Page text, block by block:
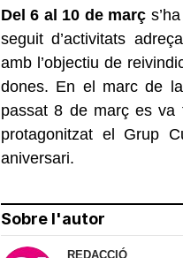
Del 6 al 10 de març
seguit d’activitats
amb l’objectiu de
dones. En el marc de
passat 8 de març es va
protagonitzat el Grup
aniversari.
Sobre l'autor
REDACCIÓ